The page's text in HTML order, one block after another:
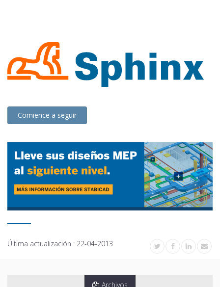
Comience a seguir
Última actualización : 22-04-2013
Archivos